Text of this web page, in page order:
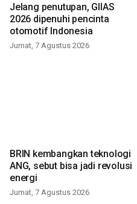
Jelang penutupan, GIIAS
2026 dipenuhi pencinta
otomotif Indonesia
Jumat, 7 Agustus 2026
BRIN kembangkan teknologi
ANG, sebut bisa jadi revolusi
energi
Jumat, 7 Agustus 2026